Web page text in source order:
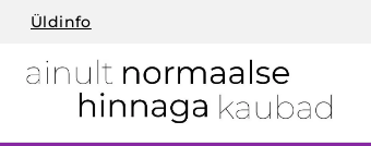
Skip
content
Üldinfo